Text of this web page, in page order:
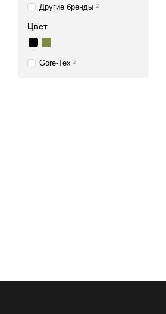
Другие бренды 2
Цвет
Gore-Tex 2